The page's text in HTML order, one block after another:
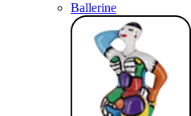
Ballerine